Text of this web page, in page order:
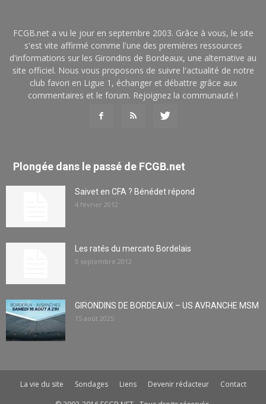
FCGB.net a vu le jour en septembre 2003. Grâce à vous, le site
s'est vite affirmé comme l'une des premières ressources
d'informations sur les Girondins de Bordeaux, une alternative au
site officiel. Nous vous proposons de suivre l'actualité de notre
club favori en Ligue 1, échanger et débattre grâce aux
commentaires et le forum. Rejoignez la communauté !
Plongée dans le passé de FCGB.net
Saivet en CFA ? Bénédet répond
4 février 2012
Les ratés du mercato Bordelais
3 septembre 2012
GIRONDINS DE BORDEAUX – US AVRANCHE MSM
15 août 2025
La vie du site Sondages Liens Devenir rédacteur
Contact